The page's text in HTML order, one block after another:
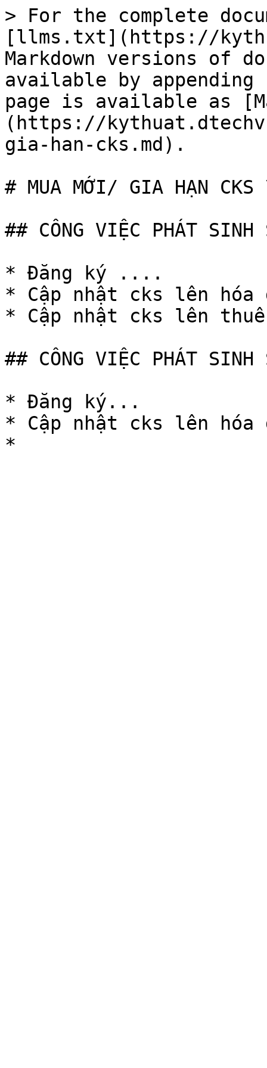
> For the complete
[llms.txt](https://
Markdown versions of
available by
page is available as
(https://
gia-han-cks.md).
# MUA MỚI/ GIA HẠN
## CÔNG VIỆC PHÁT SINH
* Đăng ký ....
* Cập nhật cks lên hóa
* Cập nhật cks lên
## CÔNG VIỆC PHÁT
* Đăng ký...
* Cập nhật cks lên hóa